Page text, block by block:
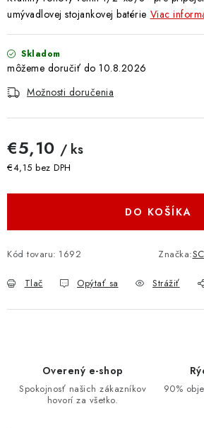
umývadlovej stojankovej batérie Viac
Skladom
10.8.2026
Možnosti doručenia
€5,10 / ks
€4,15 bez DPH
DO KOŠÍKA
Kód tovaru: 1692 Značka:
Tlač Opýtať sa Strážiť
Overený e-shop
Spokojnosť našich zákazníkov
hovorí za všetko.
90%